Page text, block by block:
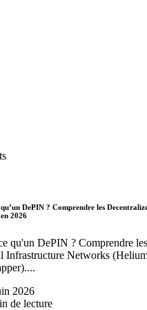
qu’un DePIN ? Comprendre les
2026
qu'un DePIN ? Comprendre
Infrastructure Networks
2026
de lecture